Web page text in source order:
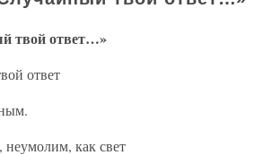
твой ответ…»
ответ
неумолим, как свет